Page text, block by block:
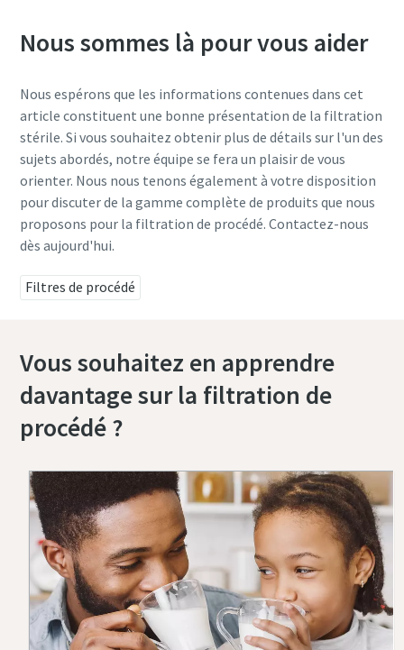
Nous sommes là pour vous aider
Nous espérons que les informations contenues dans cet
article constituent une bonne présentation de la filtration
stérile. Si vous souhaitez obtenir plus de détails sur l'un des
sujets abordés, notre équipe se fera un plaisir de vous
orienter. Nous nous tenons également à votre disposition
pour discuter de la gamme complète de produits que nous
proposons pour la filtration de procédé. Contactez-nous
dès aujourd'hui.
Filtres de procédé
Vous souhaitez en apprendre
davantage sur la filtration de
procédé ?